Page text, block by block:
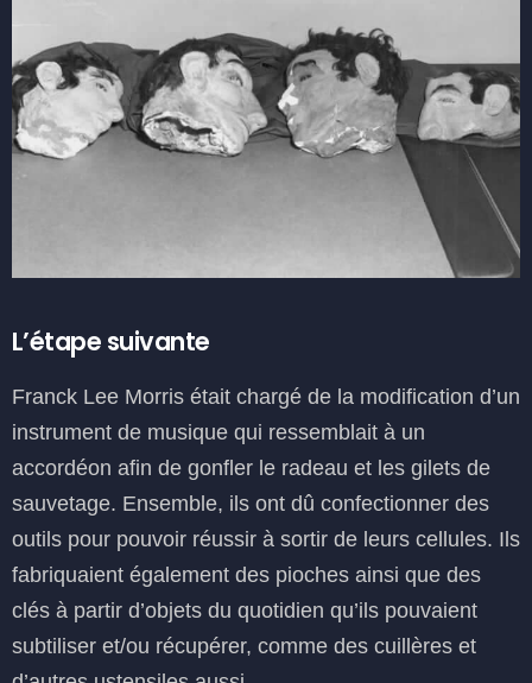
L’étape suivante
Franck Lee Morris était chargé de la modification d’un
instrument de musique qui ressemblait à un
accordéon afin de gonfler le radeau et les gilets de
sauvetage. Ensemble, ils ont dû confectionner des
outils pour pouvoir réussir à sortir de leurs cellules. Ils
fabriquaient également des pioches ainsi que des
clés à partir d’objets du quotidien qu’ils pouvaient
subtiliser et/ou récupérer, comme des cuillères et